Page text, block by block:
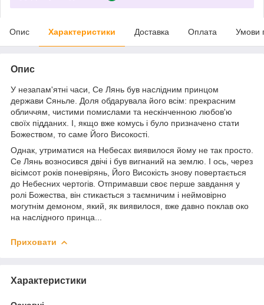
Опис Характеристики Доставка Оплата Умови
Опис
У незапам'ятні часи, Се Лянь був наслідним принцом
держави Сяньле. Доля обдарувала його всім: прекрасним
обличчям, чистими помислами та нескінченною любов'ю
своїх підданих. І, якщо вже комусь і було призначено стати
Божеством, то саме Його Високості.
Однак, утриматися на Небесах виявилося йому не так просто.
Се Лянь возносився двічі і був вигнаний на землю. І ось, через
вісімсот років поневірянь, Його Високість знову повертається
до Небесних чертогів. Отпримавши своє перше завдання у
ролі Божества, він стикається з таємничим і неймовірно
могутнім демоном, який, як виявилося, вже давно поклав око
на наслідного принца...
Приховати
Характеристики